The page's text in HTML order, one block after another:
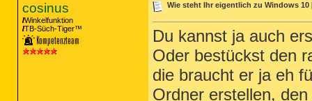
cosinus
Winkelfunktion
TB-Süch-Tiger™
Wie steht Ihr eigentlich zu Windows
Du kannst ja auch
Oder bestückst den
die braucht er ja eh
Ordner erstellen,